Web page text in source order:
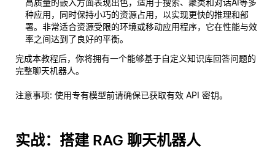
高质量的嵌入方面表现出色，适用于搜索、聚类和对话AI等多
种应用，同时保持小巧的资源占用，以实现更快的推理和部
署。非常适合资源受限的环境或移动应用程序，它在性能与效
率之间达到了良好的平衡。
完成本教程后，你将拥有一个能够基于自定义知识库回答问题的
完整聊天机器人。
注意事项: 使用专有模型前请确保已获取有效 API 密钥。
实战：搭建 RAG 聊天机器人